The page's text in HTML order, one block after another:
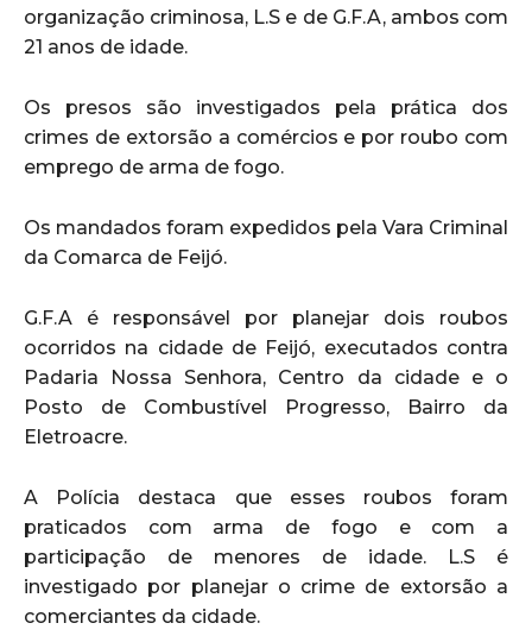
organização criminosa, L.S e de G.F.A, ambos com
21 anos de idade.
Os presos são investigados pela prática dos
crimes de extorsão a comércios e por roubo com
emprego de arma de fogo.
Os mandados foram expedidos pela Vara Criminal
da Comarca de Feijó.
G.F.A é responsável por planejar dois roubos
ocorridos na cidade de Feijó, executados contra
Padaria Nossa Senhora, Centro da cidade e o
Posto de Combustível Progresso, Bairro da
Eletroacre.
A Polícia destaca que esses roubos foram
praticados com arma de fogo e com a
participação de menores de idade. L.S é
investigado por planejar o crime de extorsão a
comerciantes da cidade.